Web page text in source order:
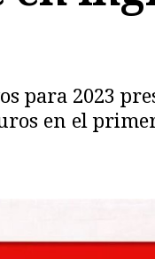
para 2023
en el